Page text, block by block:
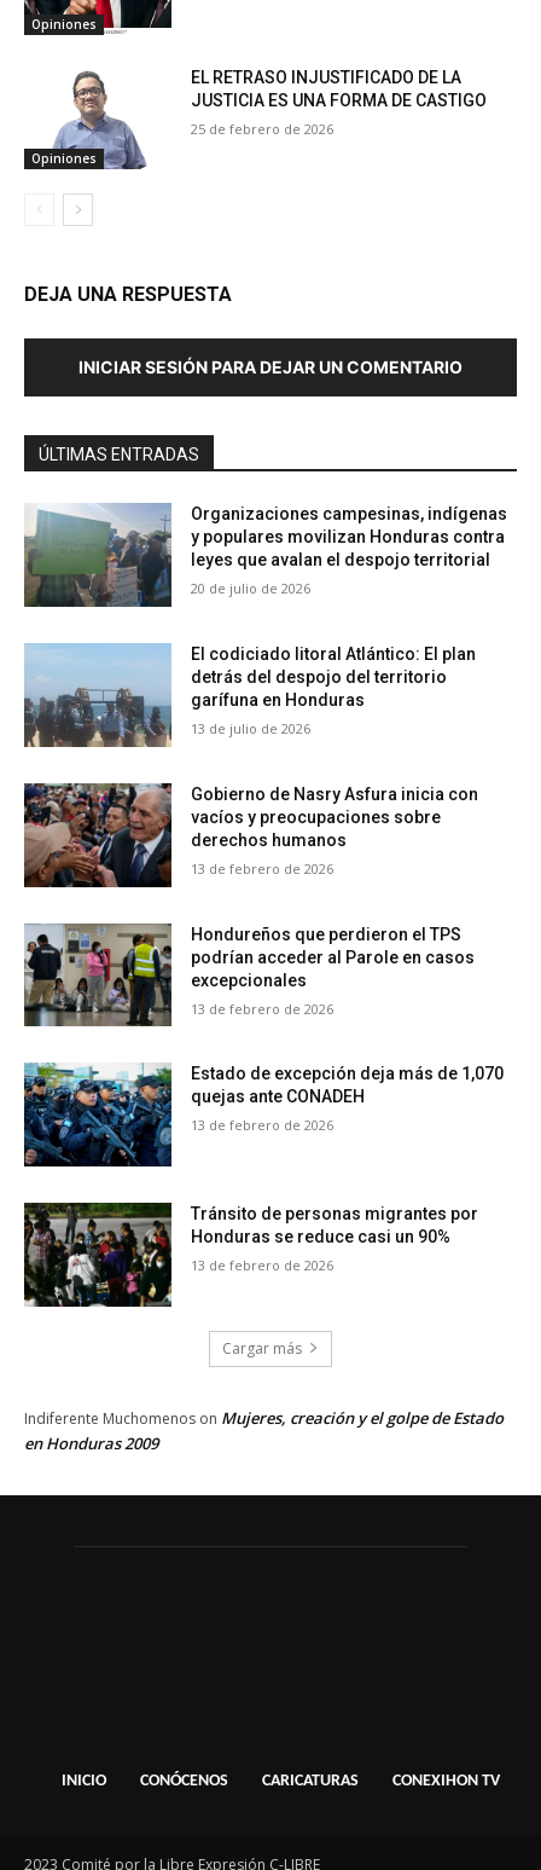
Opiniones
Opiniones
EL RETRASO INJUSTIFICADO DE LA
JUSTICIA ES UNA FORMA DE CASTIGO
25 de febrero de 2026
DEJA UNA RESPUESTA
INICIAR SESIÓN PARA DEJAR UN COMENTARIO
ÚLTIMAS ENTRADAS
Organizaciones campesinas, indígenas
y populares movilizan Honduras contra
leyes que avalan el despojo territorial
20 de julio de 2026
El codiciado litoral Atlántico: El plan
detrás del despojo del territorio
garífuna en Honduras
13 de julio de 2026
Gobierno de Nasry Asfura inicia con
vacíos y preocupaciones sobre
derechos humanos
13 de febrero de 2026
Hondureños que perdieron el TPS
podrían acceder al Parole en casos
excepcionales
13 de febrero de 2026
Estado de excepción deja más de 1,070
quejas ante CONADEH
13 de febrero de 2026
Tránsito de personas migrantes por
Honduras se reduce casi un 90%
13 de febrero de 2026
Cargar más
Indiferente Muchomenos on Mujeres, creación y el golpe de Estado
en Honduras 2009
INICIO CONÓCENOS CARICATURAS CONEXIHON TV
2023 Comité por la Libre Expresión C-LIBRE